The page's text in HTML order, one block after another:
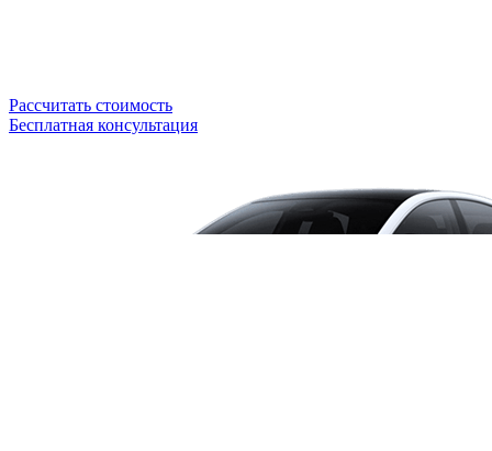
Рассчитать стоимость
Бесплатная консультация